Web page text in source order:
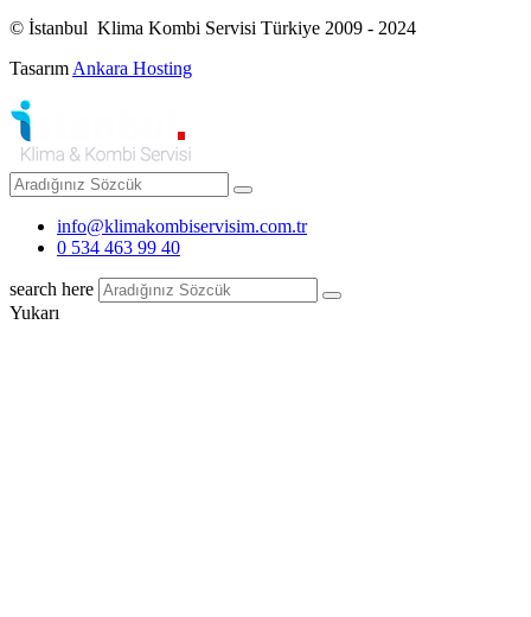
© İstanbul Klima Kombi Servisi Türkiye 2009 - 2024
TasarımAnkara Hosting
info@klimakombiservisim.com.tr
0 534 463 99 40
search here
Yukarı